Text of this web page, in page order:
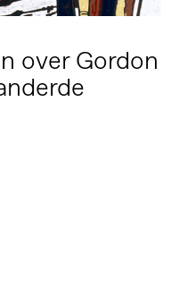
over Gordon